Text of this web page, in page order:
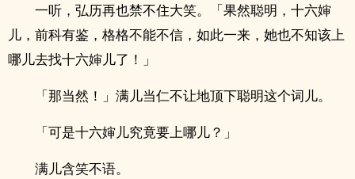
一听，弘历再也禁不住大笑。「果然聪明，十六婶
儿，前科有鉴，格格不能不信，如此一来，她也不知该上
哪儿去找十六婶儿了！」
「那当然！」满儿当仁不让地顶下聪明这个词儿。
「可是十六婶儿究竟要上哪儿？」
满儿含笑不语。